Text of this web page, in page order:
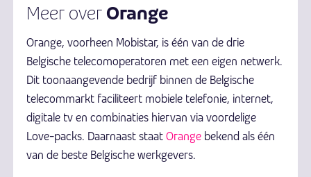
Meer over Orange
Orange, voorheen Mobistar, is één van de drie
Belgische telecomoperatoren met een eigen netwerk.
Dit toonaangevende bedrijf binnen de Belgische
telecommarkt faciliteert mobiele telefonie, internet,
digitale tv en combinaties hiervan via voordelige
Love-packs. Daarnaast staat Orange bekend als één
van de beste Belgische werkgevers.